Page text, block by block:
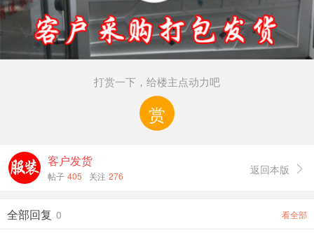
打赏一下，给楼主点动力吧
赏
客户发货
帖子 405 关注 276 返回本版 
全部回复 0 看全部